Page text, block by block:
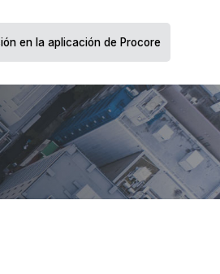
en la aplicación de Procore